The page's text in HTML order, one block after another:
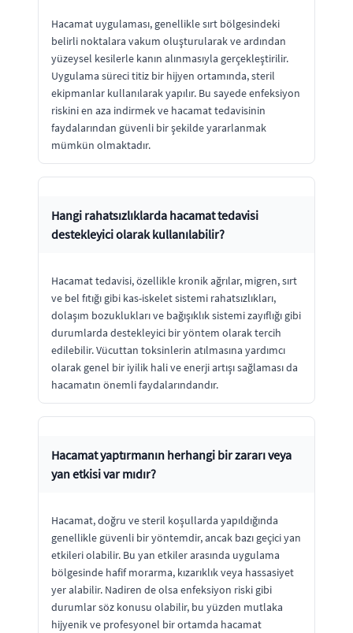
Hacamat uygulaması, genellikle sırt bölgesindeki
belirli noktalara vakum oluşturularak ve ardından
yüzeysel kesilerle kanın alınmasıyla gerçekleştirilir.
Uygulama süreci titiz bir hijyen ortamında, steril
ekipmanlar kullanılarak yapılır. Bu sayede enfeksiyon
riskini en aza indirmek ve hacamat tedavisinin
faydalarından güvenli bir şekilde yararlanmak
mümkün olmaktadır.
Hangi rahatsızlıklarda hacamat tedavisi
destekleyici olarak kullanılabilir?
Hacamat tedavisi, özellikle kronik ağrılar, migren, sırt
ve bel fıtığı gibi kas-iskelet sistemi rahatsızlıkları,
dolaşım bozuklukları ve bağışıklık sistemi zayıflığı gibi
durumlarda destekleyici bir yöntem olarak tercih
edilebilir. Vücuttan toksinlerin atılmasına yardımcı
olarak genel bir iyilik hali ve enerji artışı sağlaması da
hacamatın önemli faydalarındandır.
Hacamat yaptırmanın herhangi bir zararı veya
yan etkisi var mıdır?
Hacamat, doğru ve steril koşullarda yapıldığında
genellikle güvenli bir yöntemdir, ancak bazı geçici yan
etkileri olabilir. Bu yan etkiler arasında uygulama
bölgesinde hafif morarma, kızarıklık veya hassasiyet
yer alabilir. Nadiren de olsa enfeksiyon riski gibi
durumlar söz konusu olabilir, bu yüzden mutlaka
hijyenik ve profesyonel bir ortamda hacamat